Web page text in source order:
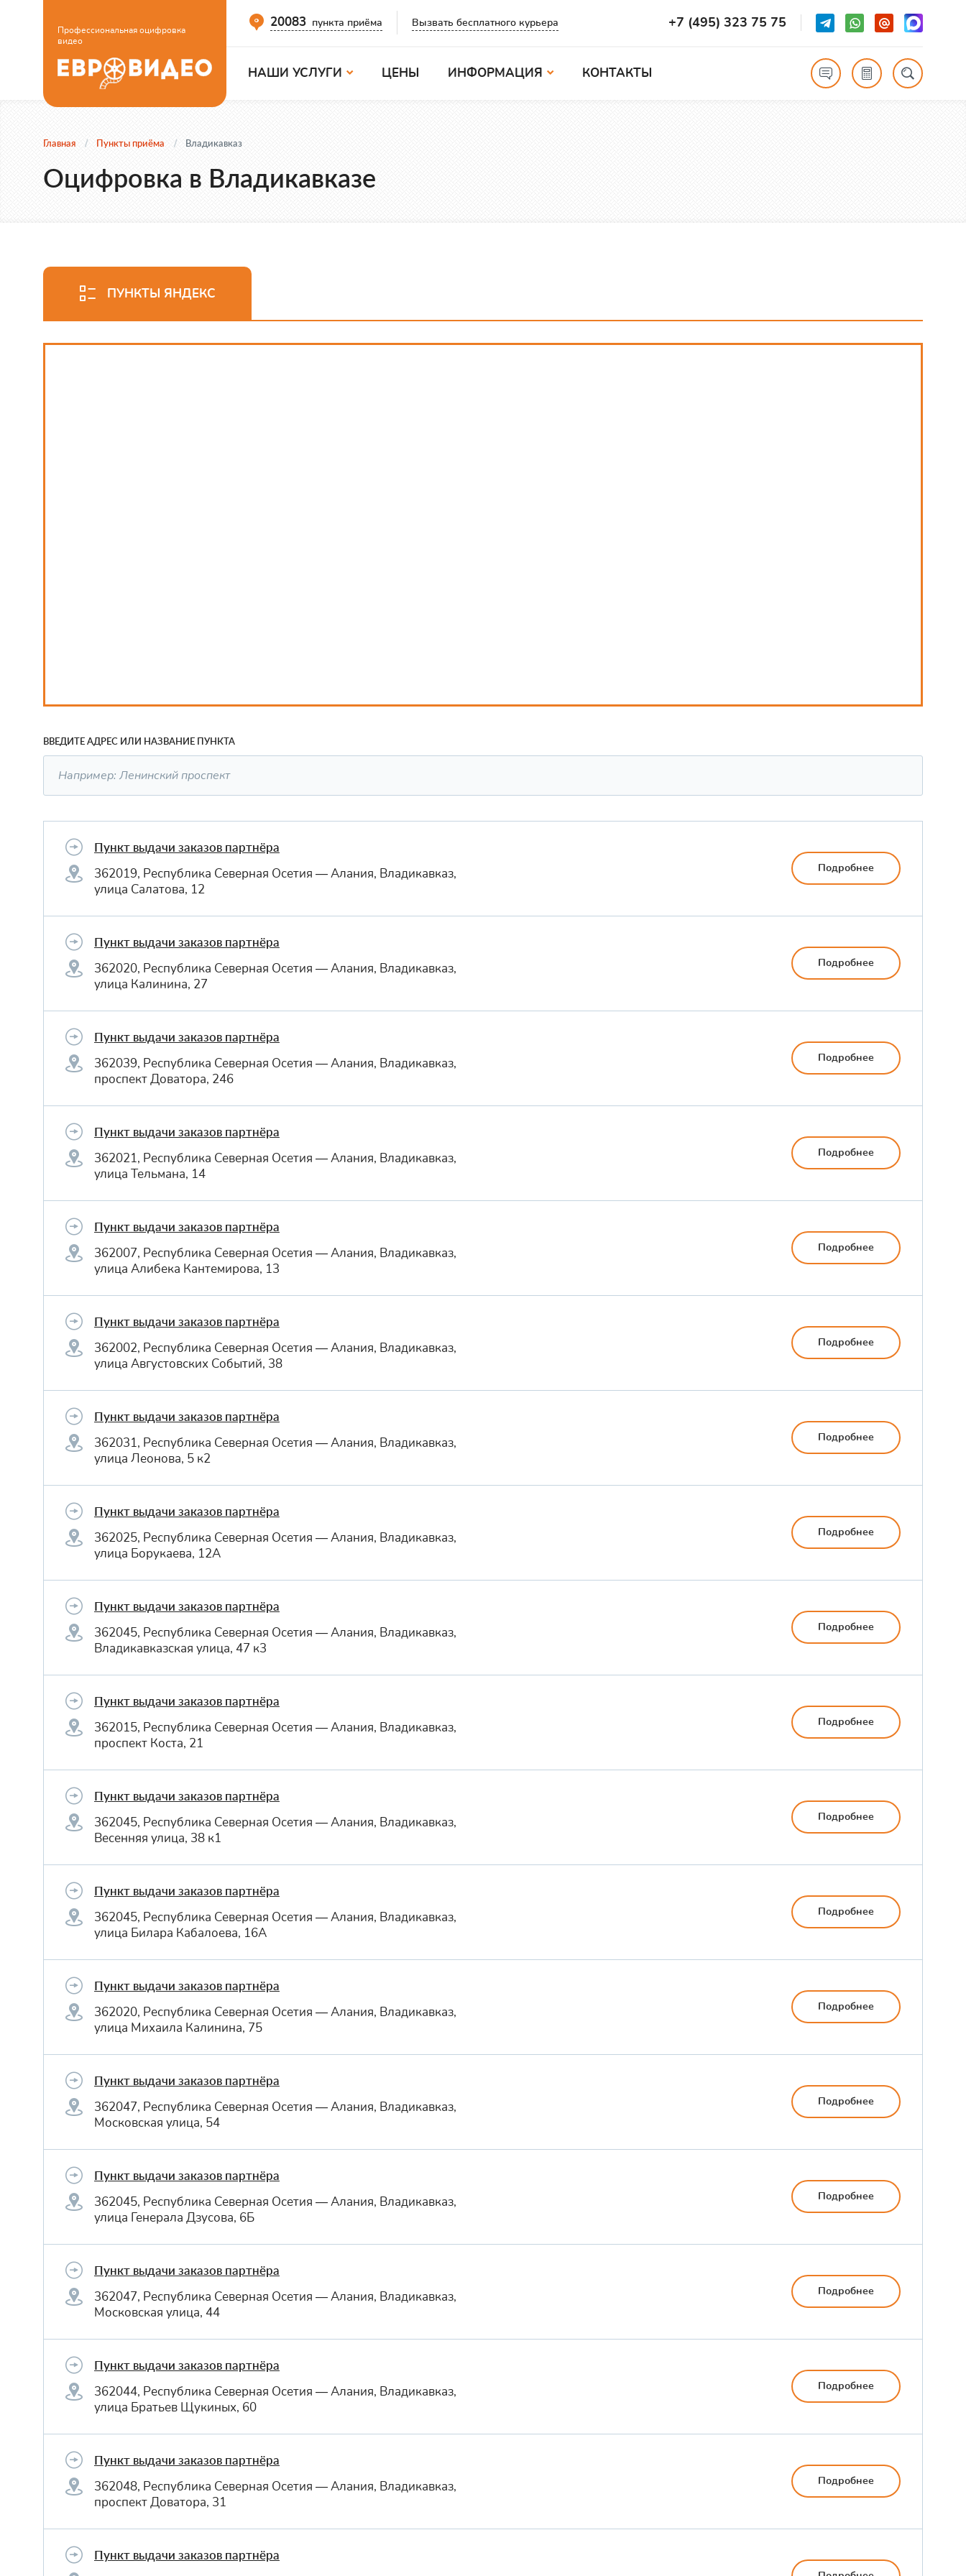
Профессиональная оцифровка
видео
20083 пункта приёма Вызвать бесплатного курьера +7 (495) 323 75 75
НАШИ УСЛУГИ ЦЕНЫ ИНФОРМАЦИЯ КОНТАКТЫ
Главная Пункты приёма Владикавказ
Оцифровка в Владикавказе
ПУНКТЫ ЯНДЕКС
ВВЕДИТЕ АДРЕС ИЛИ НАЗВАНИЕ ПУНКТА
Пункт выдачи заказов партнёра
362019, Республика Северная Осетия — Алания, Владикавказ,
улица Салатова, 12
Подробнее
Пункт выдачи заказов партнёра
362020, Республика Северная Осетия — Алания, Владикавказ,
улица Калинина, 27
Подробнее
Пункт выдачи заказов партнёра
362039, Республика Северная Осетия — Алания, Владикавказ,
проспект Доватора, 246
Подробнее
Пункт выдачи заказов партнёра
362021, Республика Северная Осетия — Алания, Владикавказ,
улица Тельмана, 14
Подробнее
Пункт выдачи заказов партнёра
362007, Республика Северная Осетия — Алания, Владикавказ,
улица Алибека Кантемирова, 13
Подробнее
Пункт выдачи заказов партнёра
362002, Республика Северная Осетия — Алания, Владикавказ,
улица Августовских Событий, 38
Подробнее
Пункт выдачи заказов партнёра
362031, Республика Северная Осетия — Алания, Владикавказ,
улица Леонова, 5 к2
Подробнее
Пункт выдачи заказов партнёра
362025, Республика Северная Осетия — Алания, Владикавказ,
улица Борукаева, 12А
Подробнее
Пункт выдачи заказов партнёра
362045, Республика Северная Осетия — Алания, Владикавказ,
Владикавказская улица, 47 к3
Подробнее
Пункт выдачи заказов партнёра
362015, Республика Северная Осетия — Алания, Владикавказ,
проспект Коста, 21
Подробнее
Пункт выдачи заказов партнёра
362045, Республика Северная Осетия — Алания, Владикавказ,
Весенняя улица, 38 к1
Подробнее
Пункт выдачи заказов партнёра
362045, Республика Северная Осетия — Алания, Владикавказ,
улица Билара Кабалоева, 16А
Подробнее
Пункт выдачи заказов партнёра
362020, Республика Северная Осетия — Алания, Владикавказ,
улица Михаила Калинина, 75
Подробнее
Пункт выдачи заказов партнёра
362047, Республика Северная Осетия — Алания, Владикавказ,
Московская улица, 54
Подробнее
Пункт выдачи заказов партнёра
362045, Республика Северная Осетия — Алания, Владикавказ,
улица Генерала Дзусова, 6Б
Подробнее
Пункт выдачи заказов партнёра
362047, Республика Северная Осетия — Алания, Владикавказ,
Московская улица, 44
Подробнее
Пункт выдачи заказов партнёра
362044, Республика Северная Осетия — Алания, Владикавказ,
улица Братьев Щукиных, 60
Подробнее
Пункт выдачи заказов партнёра
362048, Республика Северная Осетия — Алания, Владикавказ,
проспект Доватора, 31
Подробнее
Пункт выдачи заказов партнёра